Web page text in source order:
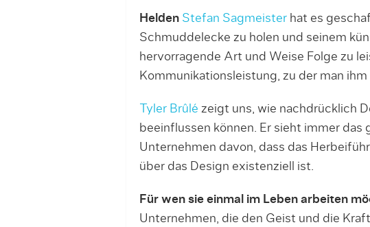
Helden Stefan Sagmeisterhat es
Schmuddelecke zu holen und seinem
hervorragende Art und Weise Folge zu
Kommunikationsleistung, zu der man
Tyler Brûlé zeigt uns, wie nachdrücklich
beeinflussen können. Er sieht immer das
Unternehmen davon, dass das
über das Design existenziell ist.
Für wen sie einmal im Leben arbeiten
Unternehmen, die den Geist und die